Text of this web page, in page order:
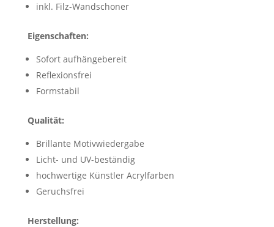
inkl. Filz-Wandschoner
Eigenschaften:
Sofort aufhängebereit
Reflexionsfrei
Formstabil
Qualität:
Brillante Motivwiedergabe
Licht- und UV-beständig
hochwertige Künstler Acrylfarben
Geruchsfrei
Herstellung: